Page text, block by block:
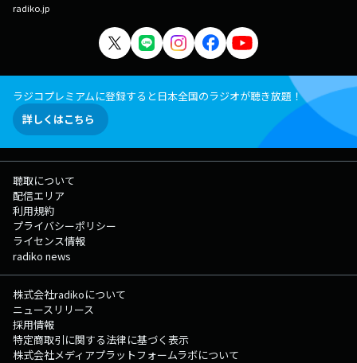
radiko.jp
ラジコプレミアムに登録すると日本全国のラジオが聴き放題！
詳しくはこちら
聴取について
配信エリア
利用規約
プライバシーポリシー
ライセンス情報
radiko news
株式会社radikoについて
ニュースリリース
採用情報
特定商取引に関する法律に基づく表示
株式会社メディアプラットフォームラボについて